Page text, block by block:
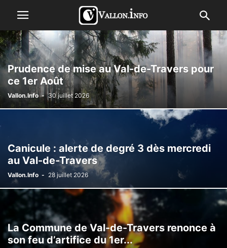
Prudence de mise au Val-de-Travers pour
ce 1er Août
Vallon.Info - 30 juillet 2026
Canicule : alerte de degré 3 dès mercredi
au Val-de-Travers
Vallon.Info - 28 juillet 2026
La Commune de Val-de-Travers renonce à
son feu d’artifice du 1er...